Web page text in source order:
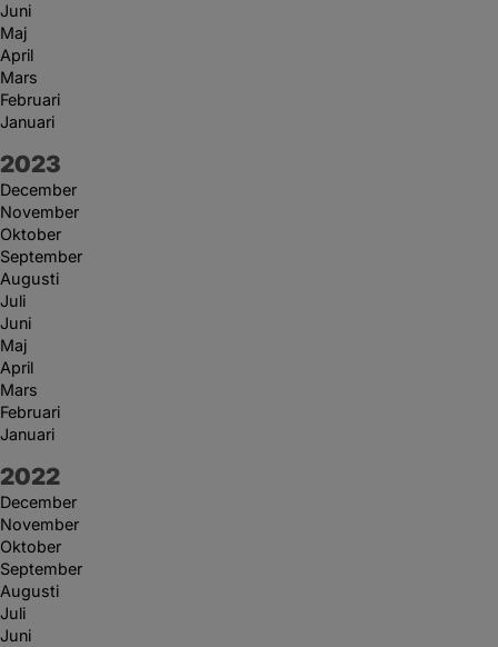
Juni
Maj
April
Mars
Februari
Januari
År:
2023
December
November
Oktober
September
Augusti
Juli
Juni
Maj
April
Mars
Februari
Januari
År:
2022
December
November
Oktober
September
Augusti
Juli
Juni